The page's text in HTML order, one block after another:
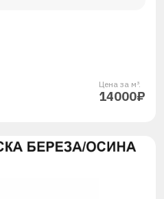
Цена за м³.
14000₽